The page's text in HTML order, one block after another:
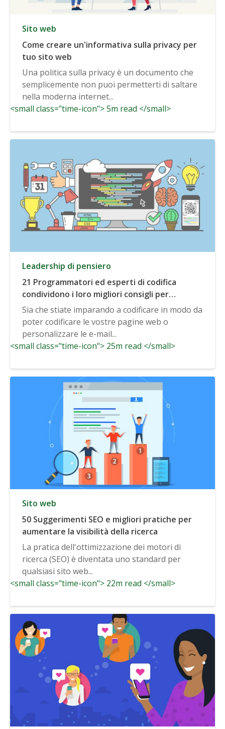
Sito web
Come creare un'informativa sulla privacy per
tuo sito web
Una politica sulla privacy è un documento che
semplicemente non puoi permetterti di saltare
nella moderna internet...
<small class="time-icon"> 5m read </small>
Leadership di pensiero
21 Programmatori ed esperti di codifica
condividono i loro migliori consigli per
l'apprendimento della codifica di base
Sia che stiate imparando a codificare in modo da
poter codificare le vostre pagine web o
personalizzare le e-mail...
<small class="time-icon"> 25m read </small>
Sito web
50 Suggerimenti SEO e migliori pratiche per
aumentare la visibilità della ricerca
La pratica dell'ottimizzazione dei motori di
ricerca (SEO) è diventata uno standard per
qualsiasi sito web...
<small class="time-icon"> 22m read </small>